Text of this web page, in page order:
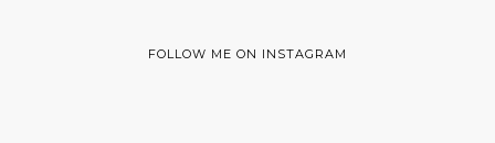
FOLLOW ME ON INSTAGRAM